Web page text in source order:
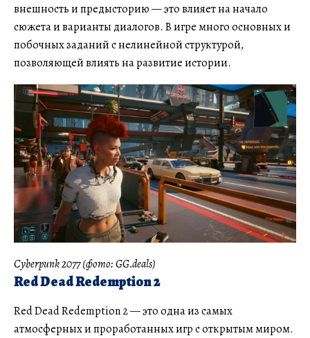
внешность и предысторию — это влияет на начало
сюжета и варианты диалогов. В игре много основных и
побочных заданий с нелинейной структурой,
позволяющей влиять на развитие истории.
Cyberpunk 2077 (фото: GG.deals)
Red Dead Redemption 2
Red Dead Redemption 2 — это одна из самых
атмосферных и проработанных игр с открытым миром.